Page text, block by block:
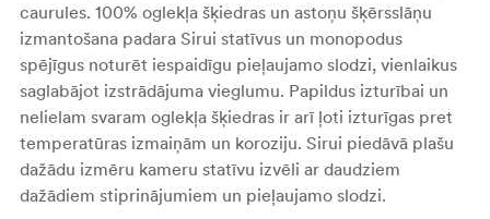
caurules. 100% oglekļa šķiedras un astoņu šķērsslāņu
izmantošana padara Sirui statīvus un monopodus
spējīgus noturēt iespaidīgu pieļaujamo slodzi, vienlaikus
saglabājot izstrādājuma vieglumu. Papildus izturībai un
nelielam svaram oglekļa šķiedras ir arī ļoti izturīgas pret
temperatūras izmaiņām un koroziju. Sirui piedāvā plašu
dažādu izmēru kameru statīvu izvēli ar daudziem
dažādiem stiprinājumiem un pieļaujamo slodzi.